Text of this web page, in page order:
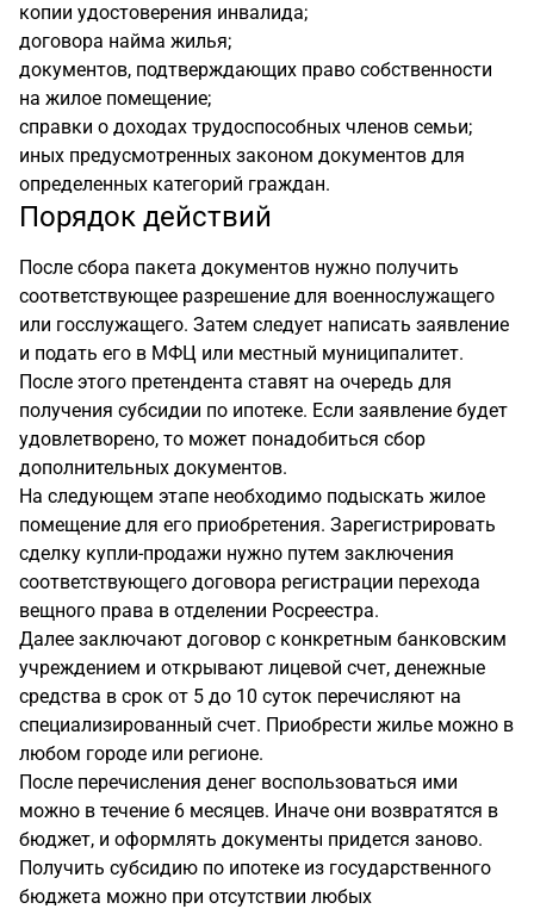
копии удостоверения инвалида;
договора найма жилья;
документов, подтверждающих право собственности
на жилое помещение;
справки о доходах трудоспособных членов семьи;
иных предусмотренных законом документов для
определенных категорий граждан.
Порядок действий
После сбора пакета документов нужно получить
соответствующее разрешение для военнослужащего
или госслужащего. Затем следует написать заявление
и подать его в МФЦ или местный муниципалитет.
После этого претендента ставят на очередь для
получения субсидии по ипотеке. Если заявление будет
удовлетворено, то может понадобиться сбор
дополнительных документов.
На следующем этапе необходимо подыскать жилое
помещение для его приобретения. Зарегистрировать
сделку купли-продажи нужно путем заключения
соответствующего договора регистрации перехода
вещного права в отделении Росреестра.
Далее заключают договор с конкретным банковским
учреждением и открывают лицевой счет, денежные
средства в срок от 5 до 10 суток перечисляют на
специализированный счет. Приобрести жилье можно в
любом городе или регионе.
После перечисления денег воспользоваться ими
можно в течение 6 месяцев. Иначе они возвратятся в
бюджет, и оформлять документы придется заново.
Получить субсидию по ипотеке из государственного
бюджета можно при отсутствии любых